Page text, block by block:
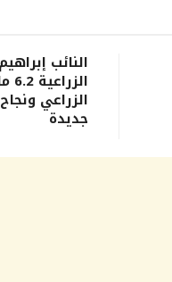
النائب
الزراعي
جديدة